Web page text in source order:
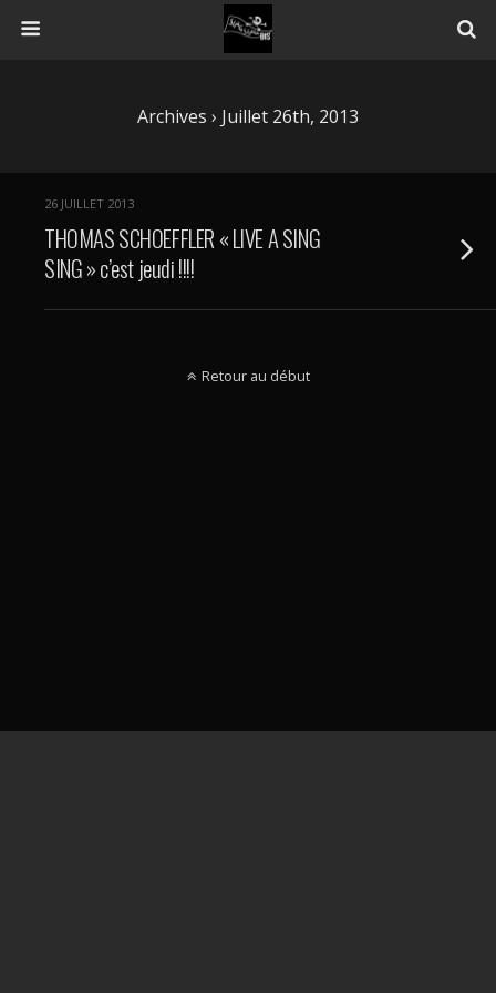
Archives › Juillet 26th, 2013
26 JUILLET 2013
THOMAS SCHOEFFLER « LIVE A SING
SING » c’est jeudi !!!!
Retour au début